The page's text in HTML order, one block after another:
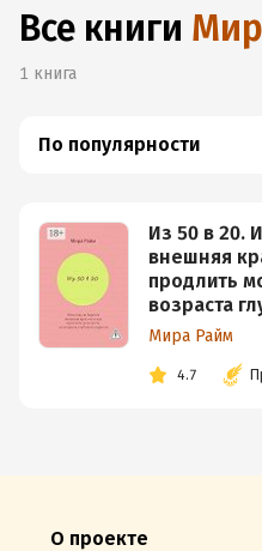
Все книги
1 книга
По популярности
Из 50 в 20.
внешняя
продлить
возраста
Мира Райм
4.7
О проекте